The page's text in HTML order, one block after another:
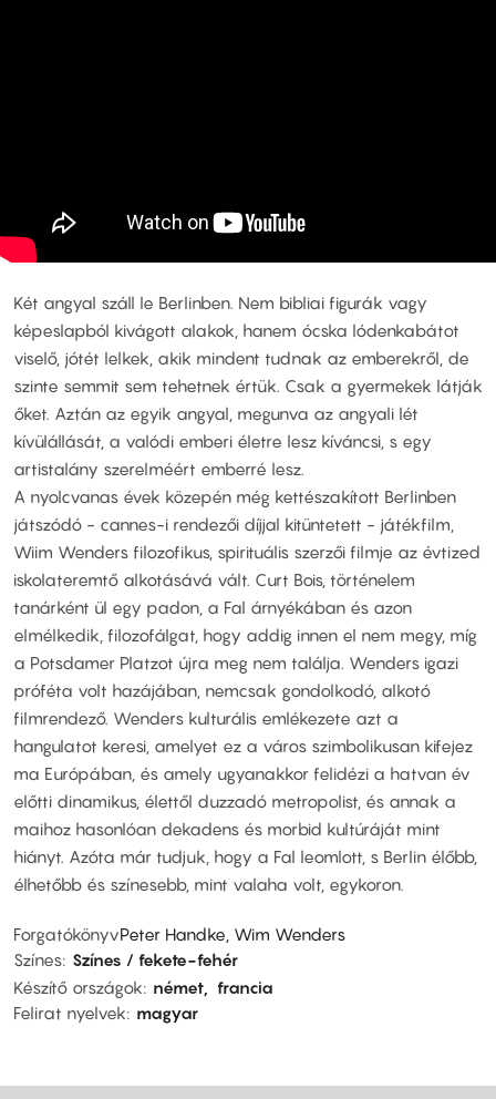
Két angyal száll le Berlinben. Nem bibliai figurák vagy
képeslapból kivágott alakok, hanem ócska lódenkabátot
viselő, jótét lelkek, akik mindent tudnak az emberekről, de
szinte semmit sem tehetnek értük. Csak a gyermekek látják
őket. Aztán az egyik angyal, megunva az angyali lét
kívülállását, a valódi emberi életre lesz kíváncsi, s egy
artistalány szerelméért emberré lesz.
A nyolcvanas évek közepén még kettészakított Berlinben
játszódó - cannes-i rendezői díjjal kitüntetett - játékfilm,
Wiim Wenders filozofikus, spirituális szerzői filmje az évtized
iskolateremtő alkotásává vált. Curt Bois, történelem
tanárként ül egy padon, a Fal árnyékában és azon
elmélkedik, filozofálgat, hogy addig innen el nem megy, míg
a Potsdamer Platzot újra meg nem találja. Wenders igazi
próféta volt hazájában, nemcsak gondolkodó, alkotó
filmrendező. Wenders kulturális emlékezete azt a
hangulatot keresi, amelyet ez a város szimbolikusan kifejez
ma Európában, és amely ugyanakkor felidézi a hatvan év
előtti dinamikus, élettől duzzadó metropolist, és annak a
maihoz hasonlóan dekadens és morbid kultúráját mint
hiányt. Azóta már tudjuk, hogy a Fal leomlott, s Berlin élőbb,
élhetőbb és színesebb, mint valaha volt, egykoron.
ForgatókönyvPeter Handke, Wim Wenders
Színes Színes / fekete-fehér
Készítő országok
német
francia
Felirat nyelvek
magyar